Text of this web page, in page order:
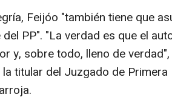
Feijóo "también tiene que
PP". "La verdad es que el
y, sobre todo, lleno de
titular del Juzgado de